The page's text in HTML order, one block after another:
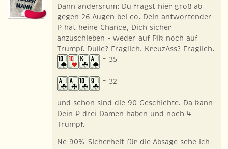
Dann andersrum: Du fragst hier groß ab
gegen 26 Augen bei co. Dein antwortender
P hat keine Chance, Dich sicher
anzuschieben - weder auf Pik noch auf
Trumpf. Dulle? Fraglich. KreuzAss? Fraglich.
= 35
= 32
und schon sind die 90 Geschichte. Da kann
Dein P drei Damen haben und noch 4
Trumpf.
Ne 90%-Sicherheit für die Absage sehe ich